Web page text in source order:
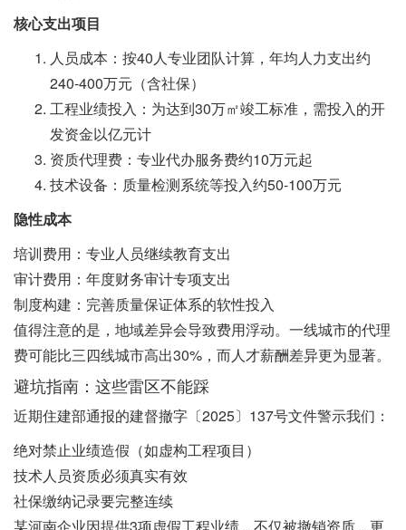
核心支出项目
人员成本：按40人专业团队计算，年均人力支出约
240-400万元（含社保）
工程业绩投入：为达到30万㎡竣工标准，需投入的开
发资金以亿元计
资质代理费：专业代办服务费约10万元起
技术设备：质量检测系统等投入约50-100万元
隐性成本
培训费用：专业人员继续教育支出
审计费用：年度财务审计专项支出
制度构建：完善质量保证体系的软性投入
值得注意的是，地域差异会导致费用浮动。一线城市的代理
费可能比三四线城市高出30%，而人才薪酬差异更为显著。
避坑指南：这些雷区不能踩
近期住建部通报的建督撤字〔2025〕137号文件警示我们：
绝对禁止业绩造假（如虚构工程项目）
技术人员资质必须真实有效
社保缴纳记录要完整连续
某河南企业因提供3项虚假工程业绩，不仅被撤销资质，更